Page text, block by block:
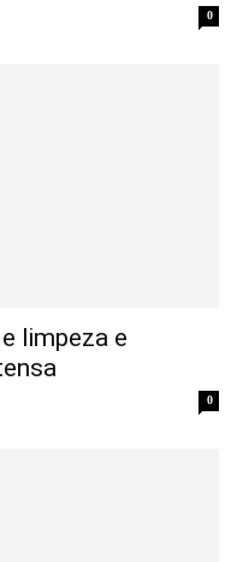
0
limpeza e
0